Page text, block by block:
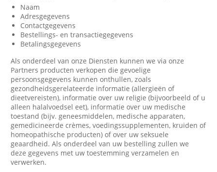
Naam
Adresgegevens
Contactgegevens
Bestellings- en transactiegegevens
Betalingsgegevens
Als onderdeel van onze Diensten kunnen we via onze
Partners producten verkopen die gevoelige
persoonsgegevens kunnen onthullen, zoals
gezondheidsgerelateerde informatie (allergieën of
dieetvereisten), informatie over uw religie (bijvoorbeeld of u
alleen halalvoedsel eet), informatie over uw medische
toestand (bijv. geneesmiddelen, medische apparaten,
gemedicineerde crèmes, voedingssupplementen, kruiden of
homeopathische producten) of over uw seksuele
geaardheid. Als onderdeel van uw bestelling zullen we
deze gegevens met uw toestemming verzamelen en
verwerken.